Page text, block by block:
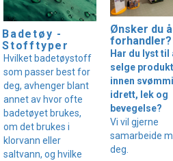
Badetøy -
Stofftyper
Hvilket badetøystoff
som passer best for
deg, avhenger blant
annet av hvor ofte
badetøyet brukes,
om det brukes i
klorvann eller
saltvann, og hvilke
Ønsker du
forhandler?
Har du lyst til
selge
innen
idrett, lek og
bevegelse?
Vi vil gjerne
samarbeide
deg.